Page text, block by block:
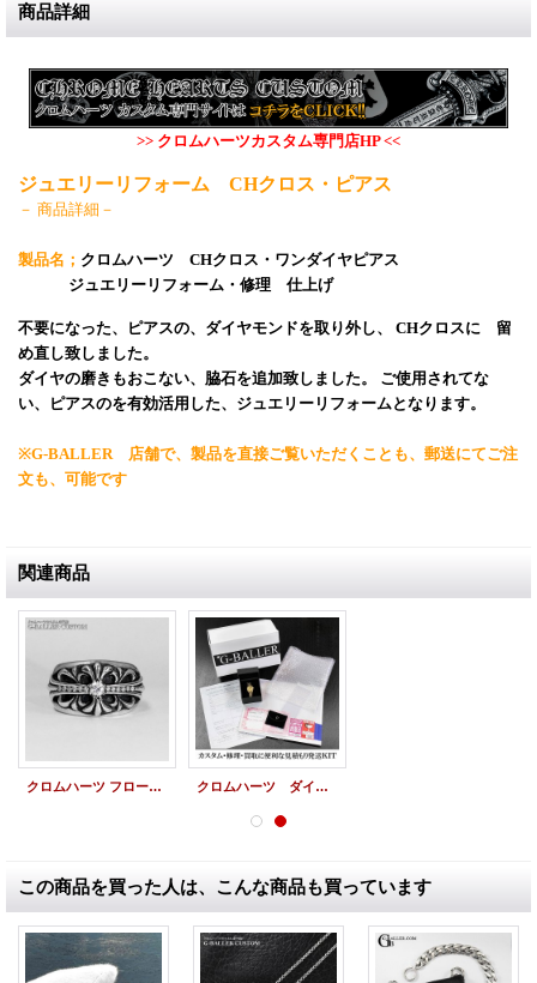
商品詳細
>> クロムハーツカスタム専門店HP <<
ジュエリーリフォーム CHクロス・ピアス
－ 商品詳細－
製品名； クロムハーツ CHクロス・ワンダイヤピアス
ジュエリーリフォーム・修理 仕上げ
不要になった、ピアスの、ダイヤモンドを取り外し、 CHクロスに 留
め直し致しました。
ダイヤの磨きもおこない、脇石を追加致しました。 ご使用されてな
い、ピアスのを有効活用した、ジュエリーリフォームとなります。
※G-BALLER 店舗で、製品を直接ご覧いただくことも、郵送にてご注
文も、可能です
関連商品
クロムハーツ フローラルクロスリング サイドパヴェ アフターダイヤ クロムハーツ ダイヤ カスタム 発送ＫＩＴ ダイヤカスタムご依頼・お見積りご依頼に便利な簡単発送ＫＩＴ
この商品を買った人は、こんな商品も買っています